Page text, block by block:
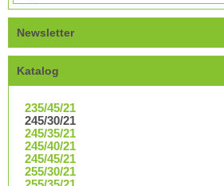
Newsletter
Katalog
235/45/21
245/30/21
245/35/21
245/40/21
245/45/21
255/30/21